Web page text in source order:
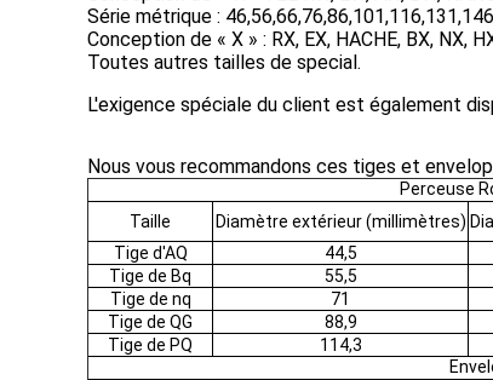
Série métrique : 46,56,66,76,86,101,116,131,146
Conception de « X » : RX, EX, HACHE, BX, NX,
Toutes autres tailles de special.
L'exigence spéciale du client est également
Nous vous recommandons ces tiges et
Perceuse
Taille
Diamètre extérieur (millimètres)
Tige d'AQ
44,5
Tige de Bq
55,5
Tige de nq
71
Tige de QG
88,9
Tige de PQ
114,3